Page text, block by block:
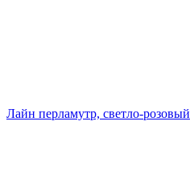
Лайн перламутр, светло-розовый